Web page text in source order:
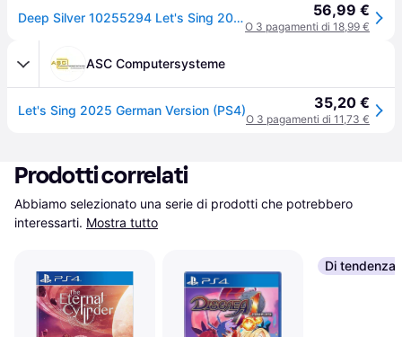
Deep Silver 10255294 Let's Sing 2025 Videogioco Party Game PS4 con 2 Microfoni VIP Pass Multigiocatore fino a 4 giocatori 56,99 €
O 3 pagamenti di 18,99 €
ASC Computersysteme
Let's Sing 2025 German Version (PS4) 35,20 €
O 3 pagamenti di 11,73 €
Prodotti correlati
Abbiamo selezionato una serie di prodotti che potrebbero
interessarti. Mostra tutto
Di tendenza